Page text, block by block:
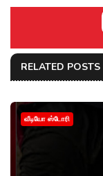
RELATED POSTS
வீடியோ ஸ்டோரி